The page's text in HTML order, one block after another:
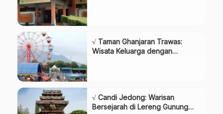
√ Taman Ghanjaran Trawas:
Wisata Keluarga dengan
√ Candi Jedong: Warisan
Bersejarah di Lereng Gunung